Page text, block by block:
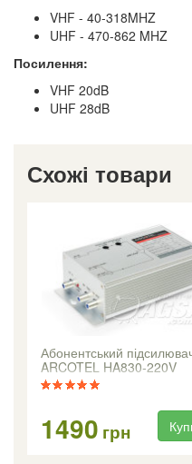
VHF - 40-318MHZ
UHF - 470-862 MHZ
Посилення:
VHF 20dB
UHF 28dB
Схожі товари
Абонентський
ARCOTEL HA830-220V
1490 грн